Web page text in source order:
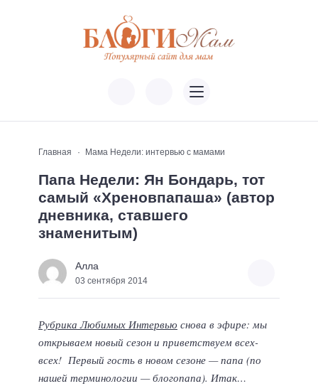
Главная Мама Недели: интервью с мамами
Папа Недели: Ян Бондарь, тот
самый «Хреновпапаша» (автор
дневника, ставшего
знаменитым)
Алла
03 сентября 2014
Рубрика Любимых Интервью снова в эфире: мы
открываем новый сезон и приветствуем всех-
всех! Первый гость в новом сезоне — папа (по
нашей терминологии — блогопапа). Итак…